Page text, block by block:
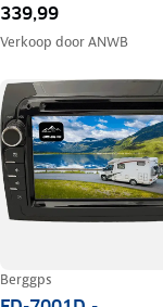
339,99
Verkoop doorANWB
Berggps